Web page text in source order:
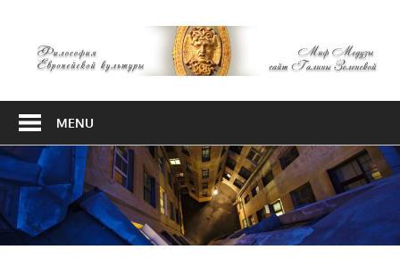
content
Европейской
MENU